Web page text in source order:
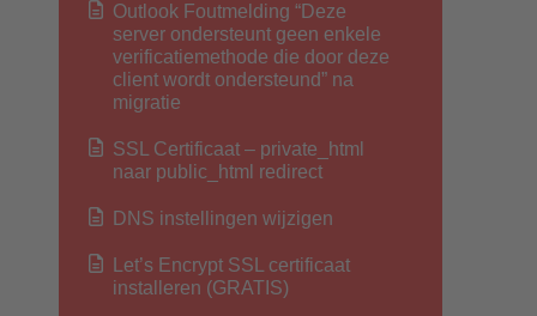
Outlook Foutmelding “Deze
server ondersteunt geen enkele
verificatiemethode die door deze
client wordt ondersteund” na
migratie
SSL Certificaat – private_html
naar public_html redirect
DNS instellingen wijzigen
Let’s Encrypt SSL certificaat
installeren (GRATIS)